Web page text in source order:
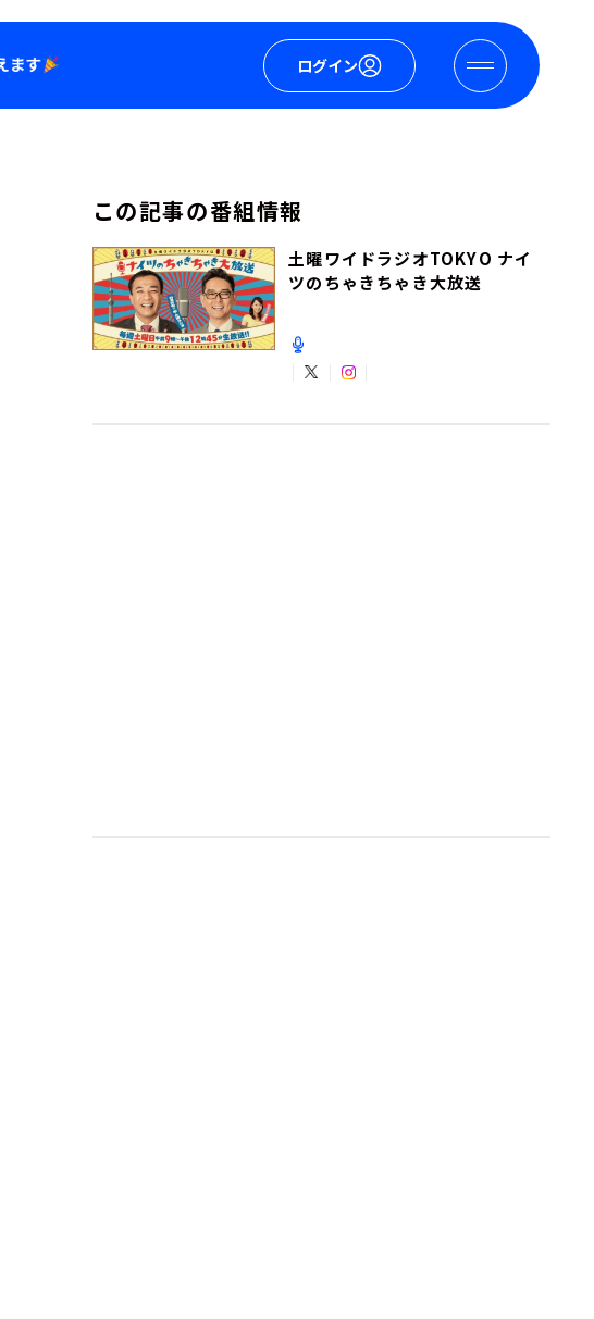
ログイン
この記事の番組情報
土曜ワイドラジオTOKYO ナイ
ツのちゃきちゃき大放送